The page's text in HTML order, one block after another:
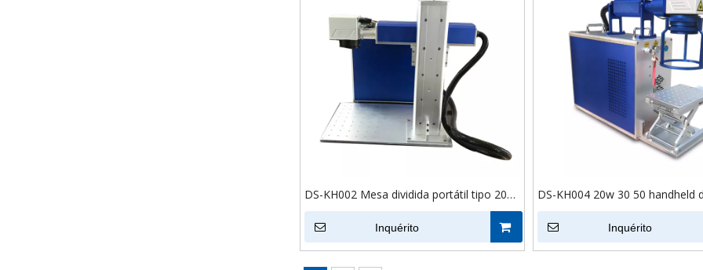
DS-KH002 Mesa dividida portátil tipo 20w
30w 50w máquina de marcação a laser de
fibra CO2 com rotativo para anel de joias
de metal
Inquérito
DS-KH004 20w 30 50 handheld
portátil marcador a laser raycus
gravura profunda máquina de
laser de fibra co2
Inquérito